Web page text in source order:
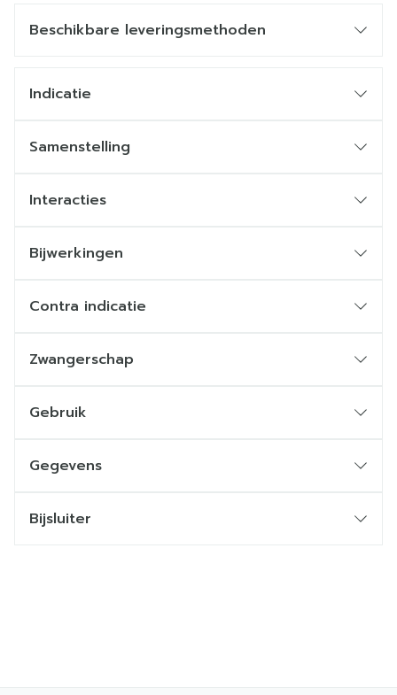
Beschikbare leveringsmethoden
Indicatie
Samenstelling
Interacties
Bijwerkingen
Contra indicatie
Zwangerschap
Gebruik
Gegevens
Bijsluiter